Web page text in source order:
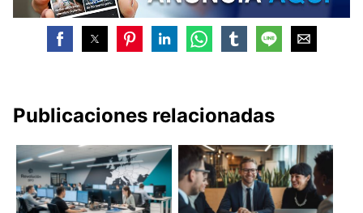
Publicaciones relacionadas